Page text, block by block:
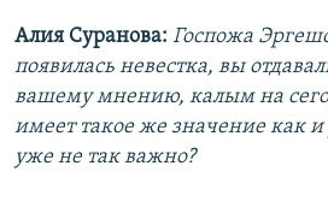
Алия Суранова: Госпожа
появилась невестка, вы
вашему мнению, калым на
имеет такое же значение как
уже не так важно?